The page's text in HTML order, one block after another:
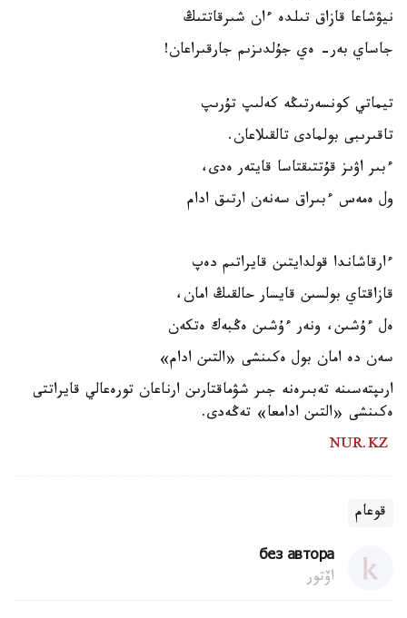
نيۋشاعا قازاق تىلدە ءان شىرقاتتىڭ
جاساي بەر- ەي جۇلدىزىم جارقىراعان!
تيماتي كونسەرتىڭە كەلىپ تۇرىپ
تاقىرىبى بولمادى تالقىلاعان.
ءبىر اۋىز قۇتتىقتاسا قايتەر ەدى،
ول ەمەس ءبىراق سەنەن ارتىق ادام
ءارقاشاندا قولدايتىن قايراتىم دەپ
قازاقتاي بولسىن قايسار حالقىڭ امان،
ەل ءۇشىن، ونەر ءۇشىن ەڭبەك ەتكەن
سەن دە امان بول ەكىنشى «التىن ادام»
ارىپتەسىنە تەبىرەنە جىر شۋماقتارىن ارناعان تورەعالي قايراتتى
ەكىنشى «التىن ادامعا» تەڭەدى.
NUR.KZ
قوعام
без автора
اۆتور